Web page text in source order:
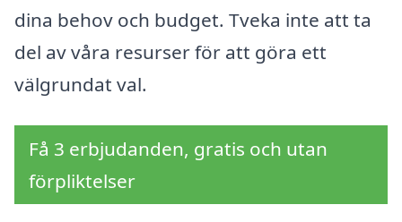
dina behov och budget. Tveka inte att ta
del av våra resurser för att göra ett
välgrundat val.
Få 3 erbjudanden, gratis och utan
förpliktelser